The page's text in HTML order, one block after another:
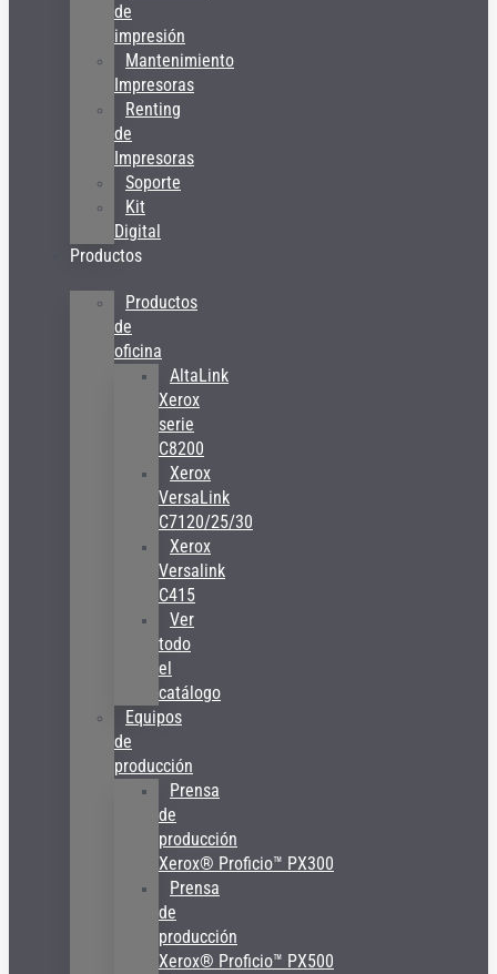
de
impresión
Mantenimiento
Impresoras
Renting
de
Impresoras
Soporte
Kit
Digital
Productos
Productos
de
oficina
AltaLink
Xerox
serie
C8200
Xerox
VersaLink
C7120/25/30
Xerox
Versalink
C415
Ver
todo
el
catálogo
Equipos
de
producción
Prensa
de
producción
Xerox® Proficio™ PX300
Prensa
de
producción
Xerox® Proficio™ PX500